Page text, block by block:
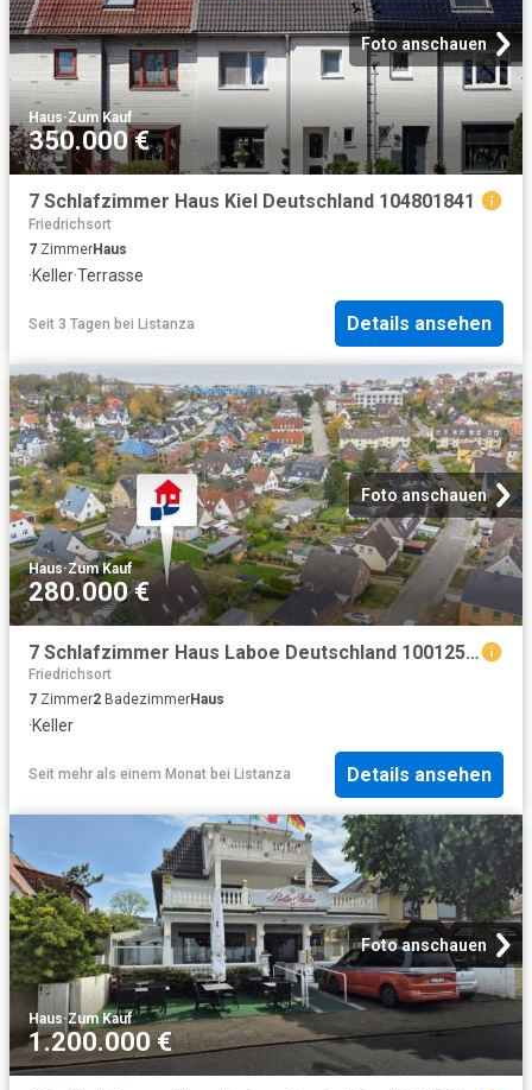
Foto anschauen
Haus·Zum Kauf
350.000 €
7 Schlafzimmer Haus Kiel Deutschland 104801841
Friedrichsort
7 ZimmerHaus
·Keller·Terrasse
Seit 3 Tagen bei Listanza Details ansehen
Foto anschauen
Haus·Zum Kauf
280.000 €
7 Schlafzimmer Haus Laboe Deutschland 100125864
Friedrichsort
7 Zimmer2 BadezimmerHaus
·Keller
Seit mehr als einem Monat bei Listanza Details ansehen
Foto anschauen
Haus·Zum Kauf
1.200.000 €